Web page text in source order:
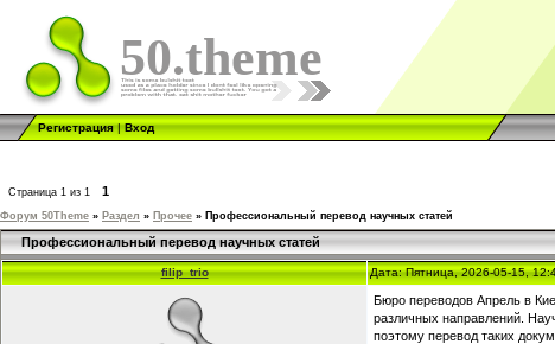
50.theme
Регистрация|Вход
Страница 1 из 1 1
Форум 50Theme » Раздел » Прочее » Профессиональный перевод научных статей
Профессиональный перевод научных статей
filip_trio Дата: Пятница, 2026-05-15,
Бюро переводов Апрель в
различных направлений.
поэтому перевод таких